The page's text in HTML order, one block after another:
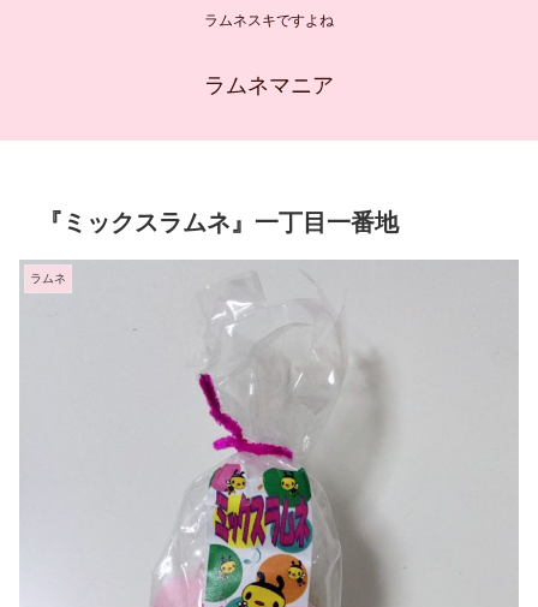
ラムネスキですよね
ラムネマニア
『ミックスラムネ』一丁目一番地
ラムネ